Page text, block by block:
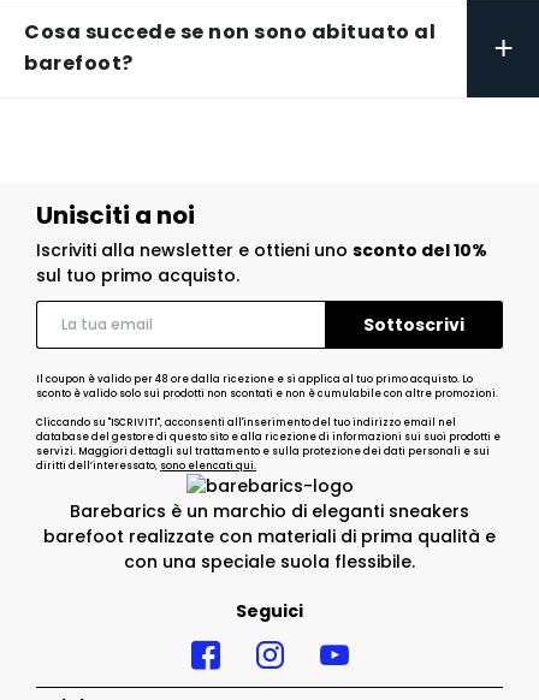
Cosa succede se non sono abituato al
barefoot?
+
Barebarics è un marchio di eleganti sneakers
barefoot realizzate con materiali di prima qualità e
con una speciale suola flessibile.
Seguici
Unisciti a noi
Iscriviti alla newsletter e ottieni uno sconto del 10%
sul tuo primo acquisto.
Il coupon è valido per 48 ore dalla ricezione e si applica al tuo primo acquisto. Lo
sconto è valido solo sui prodotti non scontati e non è cumulabile con altre promozioni.
Cliccando su "ISCRIVITI", acconsenti all'inserimento del tuo indirizzo email nel
database del gestore di questo sito e alla ricezione di informazioni sui suoi prodotti e
servizi. Maggiori dettagli sul trattamento e sulla protezione dei dati personali e sui
diritti dell’interessato, sono elencati qui.